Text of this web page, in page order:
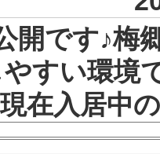
開です♪梅
すい環境
現在入居中